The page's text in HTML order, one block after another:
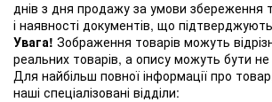
днів з дня продажу за умови збереження
і наявності документів, що
Увага! Зображення товарів можуть
реальних товарів, а опису можуть бути
Для найбільш повної інформації про
наші спеціалізовані відділи: